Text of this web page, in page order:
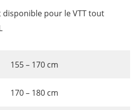
pour le VTT tout
155 – 170 cm
170 – 180 cm